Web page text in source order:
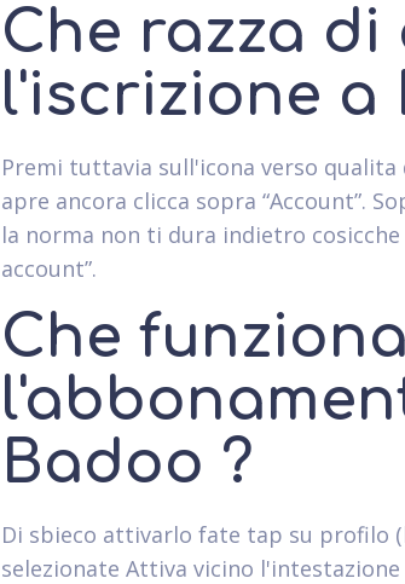
Che razza
l'iscrizione a
Premi tuttavia sull'icona verso qualita
apre ancora clicca sopra “Account”.
la norma non ti dura indietro cosicche
account”.
Che funziona
Badoo ?
Di sbieco attivarlo fate tap su profilo
selezionate Attiva vicino